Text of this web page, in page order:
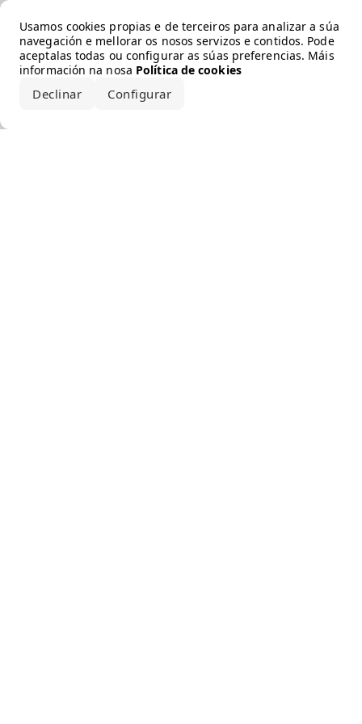
Usamos cookies propias e de terceiros para analizar a súa
navegación e mellorar os nosos servizos e contidos. Pode
aceptalas todas ou configurar as súas preferencias. Máis
información na nosa Política de cookies
Declinar Configurar
Error loading the brand